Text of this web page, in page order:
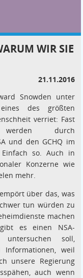
WIR SIE
21.11.2016
Snowden unter
des größten
verriet: Fast
durch
und den GCHQ im
so. Auch in
Konzerne wie
mehr.
über das, was
tun würden zu
machen
es einen NSA-
untersuchen soll,
weil
unsere Regierung
auch wenn